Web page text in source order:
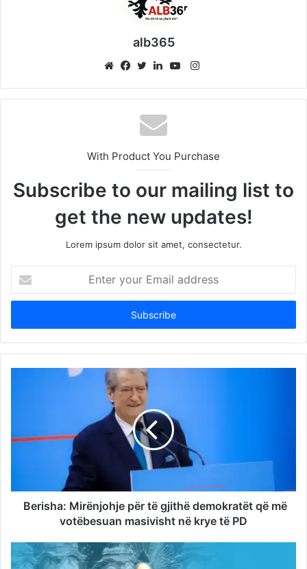
alb365
Instagram
With Product You Purchase
Subscribe to our mailing list to
get the new updates!
Lorem ipsum dolor sit amet, consectetur.
your
Email
Berisha: Mirënjohje për të gjithë demokratët që më
votëbesuan masivisht në krye të PD